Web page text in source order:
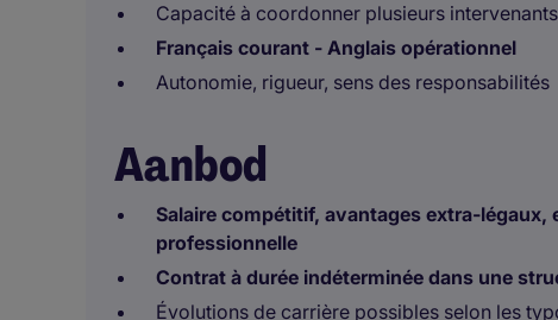
Capacité à coordonner plusieurs
Français courant - Anglais opérationnel
Autonomie, rigueur, sens des responsabilités
Aanbod
Salaire compétitif, avantages extra-
professionnelle
Contrat à durée indéterminée dans une
Évolutions de carrière possibles selon les